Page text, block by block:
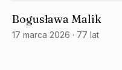
Bogusława Malik
17 marca 2026 · 77 lat